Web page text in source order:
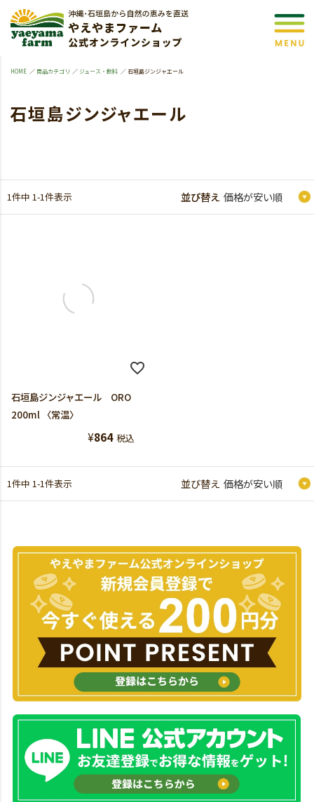
HOME 商品カテゴリ ジュース・飲料 石垣島ジンジャエール
石垣島ジンジャエール
1件中 1-1件表示
石垣島ジンジャエール ORO
200ml 〈常温〉
¥864 税込
1件中 1-1件表示